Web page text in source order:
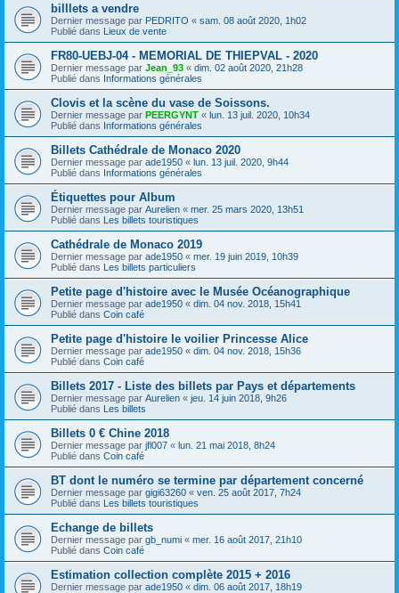
billlets a vendre
Dernier message par PEDRITO « sam. 08 août 2020, 1h02
Publié dans Lieux de vente
FR80-UEBJ-04 - MEMORIAL DE THIEPVAL - 2020
Dernier message par Jean_93 « dim. 02 août 2020, 21h28
Publié dans Informations générales
Clovis et la scène du vase de Soissons.
Dernier message par PEERGYNT « lun. 13 juil. 2020, 10h34
Publié dans Informations générales
Billets Cathédrale de Monaco 2020
Dernier message par ade1950 « lun. 13 juil. 2020, 9h44
Publié dans Informations générales
Étiquettes pour Album
Dernier message par Aurelien « mer. 25 mars 2020, 13h51
Publié dans Les billets touristiques
Cathédrale de Monaco 2019
Dernier message par ade1950 « mer. 19 juin 2019, 10h39
Publié dans Les billets particuliers
Petite page d'histoire avec le Musée Océanographique
Dernier message par ade1950 « dim. 04 nov. 2018, 15h41
Publié dans Coin café
Petite page d'histoire le voilier Princesse Alice
Dernier message par ade1950 « dim. 04 nov. 2018, 15h36
Publié dans Coin café
Billets 2017 - Liste des billets par Pays et départements
Dernier message par Aurelien « jeu. 14 juin 2018, 9h26
Publié dans Les billets
Billets 0 € Chine 2018
Dernier message par jfl007 « lun. 21 mai 2018, 8h24
Publié dans Coin café
BT dont le numéro se termine par département concerné
Dernier message par gigi63260 « ven. 25 août 2017, 7h24
Publié dans Les billets touristiques
Echange de billets
Dernier message par gb_numi « mer. 16 août 2017, 21h10
Publié dans Coin café
Estimation collection complète 2015 + 2016
Dernier message par ade1950 « dim. 06 août 2017, 18h19